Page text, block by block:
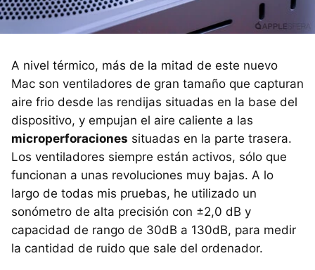
A nivel térmico, más de la mitad de este nuevo
Mac son ventiladores de gran tamaño que capturan
aire frio desde las rendijas situadas en la base del
dispositivo, y empujan el aire caliente a las
microperforaciones situadas en la parte trasera.
Los ventiladores siempre están activos, sólo que
funcionan a unas revoluciones muy bajas. A lo
largo de todas mis pruebas, he utilizado un
sonómetro de alta precisión con ±2,0 dB y
capacidad de rango de 30dB a 130dB, para medir
la cantidad de ruido que sale del ordenador.